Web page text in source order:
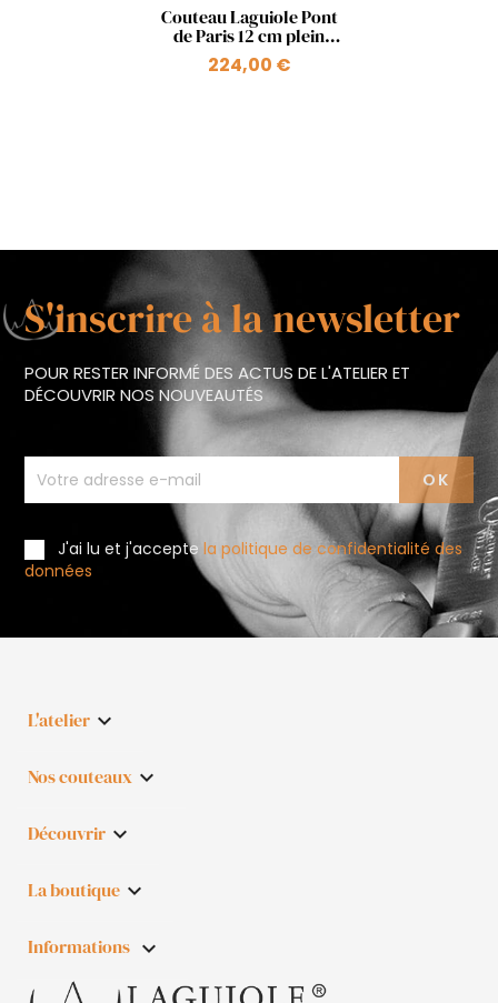
Aperçu rapide
+1
Couteau Laguiole Pont
de Paris 12 cm plein
manche en bois ressort
Pont Mirabeau
224,00 €
S'inscrire à la newsletter
POUR RESTER INFORMÉ DES ACTUS DE L'ATELIER ET
DÉCOUVRIR NOS NOUVEAUTÉS
J'ai lu et j'acceptela politique de confidentialité des
données
L'atelier 
Nos couteaux 
Découvrir 
La boutique 
Informations keyboard_arrow_down